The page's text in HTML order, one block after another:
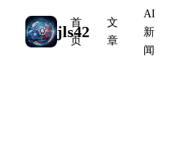
jls42
首
页
文
章
AI
新
闻